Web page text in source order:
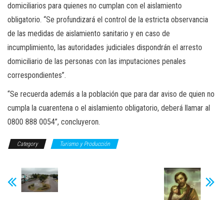
domiciliarios para quienes no cumplan con el aislamiento
obligatorio. “Se profundizará el control de la estricta observancia
de las medidas de aislamiento sanitario y en caso de
incumplimiento, las autoridades judiciales dispondrán el arresto
domiciliario de las personas con las imputaciones penales
correspondientes”.
“Se recuerda además a la población que para dar aviso de quien no
cumpla la cuarentena o el aislamiento obligatorio, deberá llamar al
0800 888 0054”, concluyeron.
Category Turismo y Producción